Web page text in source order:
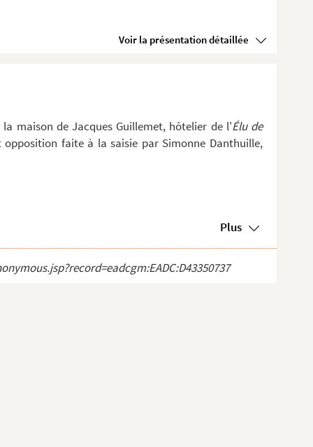
Voir la présentation détaillée
maison de Jacques Guillemet, hôtelier de l'Élu de
opposition faite à la saisie par Simonne Danthuille,
Plus